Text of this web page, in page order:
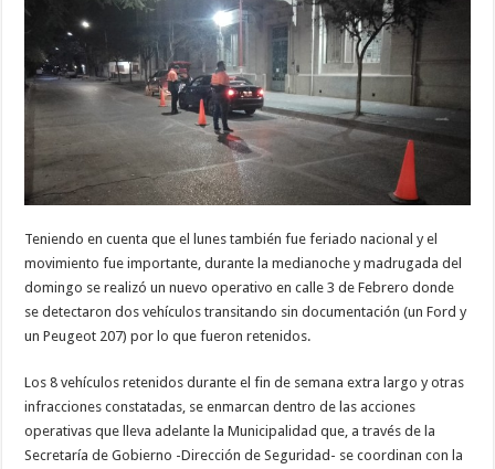
Teniendo en cuenta que el lunes también fue feriado nacional y el
movimiento fue importante, durante la medianoche y madrugada del
domingo se realizó un nuevo operativo en calle 3 de Febrero donde
se detectaron dos vehículos transitando sin documentación (un Ford y
un Peugeot 207) por lo que fueron retenidos.
Los 8 vehículos retenidos durante el fin de semana extra largo y otras
infracciones constatadas, se enmarcan dentro de las acciones
operativas que lleva adelante la Municipalidad que, a través de la
Secretaría de Gobierno -Dirección de Seguridad- se coordinan con la